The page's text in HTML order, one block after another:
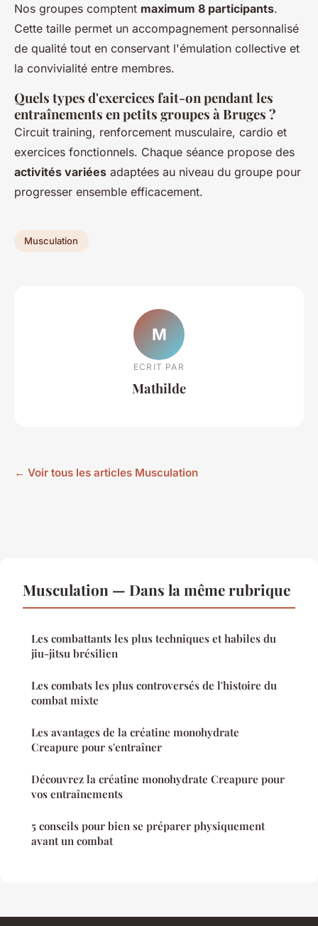
Nos groupes comptent maximum 8 participants.
Cette taille permet un accompagnement personnalisé
de qualité tout en conservant l'émulation collective et
la convivialité entre membres.
Quels types d'exercices fait-on pendant les
entraînements en petits groupes à Bruges ?
Circuit training, renforcement musculaire, cardio et
exercices fonctionnels. Chaque séance propose des
activités variées adaptées au niveau du groupe pour
progresser ensemble efficacement.
Musculation
M
ECRIT PAR
Mathilde
← Voir tous les articles Musculation
Musculation — Dans la même rubrique
Les combattants les plus techniques et habiles du
jiu-jitsu brésilien
Les combats les plus controversés de l'histoire du
combat mixte
Les avantages de la créatine monohydrate
Creapure pour s'entraîner
Découvrez la créatine monohydrate Creapure pour
vos entraînements
5 conseils pour bien se préparer physiquement
avant un combat